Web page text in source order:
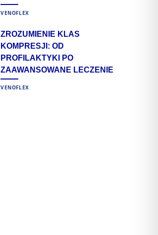
VENOFLEX
ZROZUMIENIE KLAS
KOMPRESJI: OD
PROFILAKTYKI PO
ZAAWANSOWANE LECZENIE
VENOFLEX